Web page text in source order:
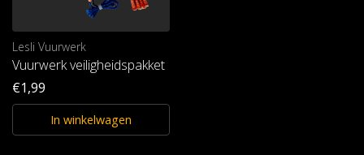
Lesli Vuurwerk
Vuurwerk veiligheidspakket
€1,99
In winkelwagen